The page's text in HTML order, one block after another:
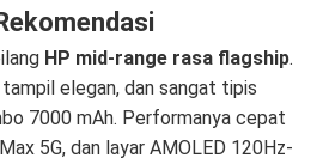
HP mid-range rasa flagship.
elegan, dan sangat tipis
7000 mAh. Performanya cepat
5G, dan layar AMOLED 120Hz-